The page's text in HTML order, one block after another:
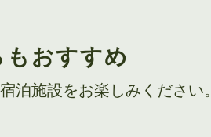
もおすすめ
泊施設をお楽しみください。